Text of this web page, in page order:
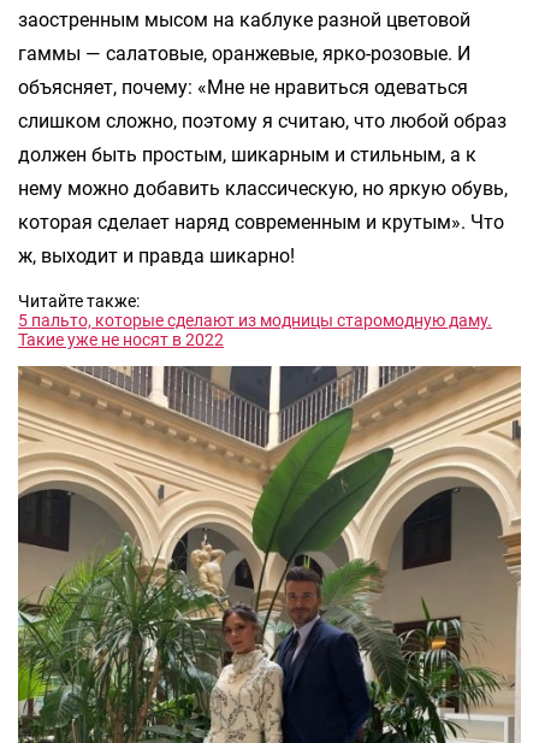
заостренным мысом на каблуке разной цветовой
гаммы — салатовые, оранжевые, ярко-розовые. И
объясняет, почему: «Мне не нравиться одеваться
слишком сложно, поэтому я считаю, что любой образ
должен быть простым, шикарным и стильным, а к
нему можно добавить классическую, но яркую обувь,
которая сделает наряд современным и крутым». Что
ж, выходит и правда шикарно!
Читайте также:
5 пальто, которые сделают из модницы старомодную даму.
Такие уже не носят в 2022